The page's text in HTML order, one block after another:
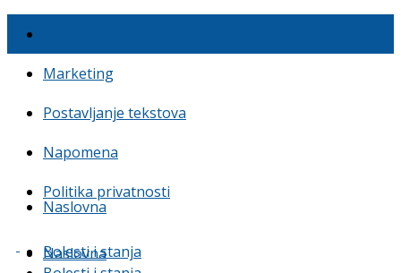
Marketing
Postavljanje tekstova
Napomena
Politika privatnosti
Naslovna
Bolesti i stanja
Naslovna